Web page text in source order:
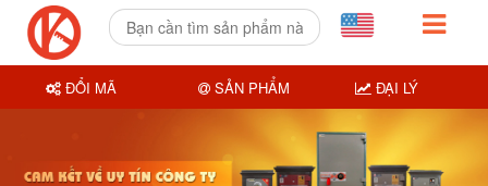
ĐỔI MÃ SẢN PHẨM ĐẠI LÝ